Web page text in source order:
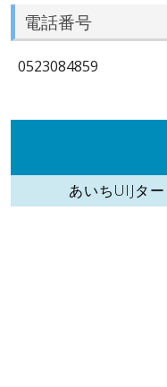
電話番号
0523084859
あいちUIJタ